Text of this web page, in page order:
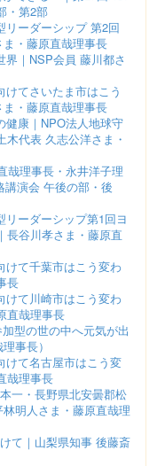
・第2部
リーダーシップ 第2回
・藤原直哉理事長
｜NSP会員 藤川都さ
てさいたま市はこう
・藤原直哉理事長
健康｜NPO法人地球守
代表 久志公洋さま・
哉理事長・永井洋子理
演会 午後の部・後
ーダーシップ第1回ヨ
長谷川孝さま・藤原直
けて千葉市はこう変わ
長
けて川崎市はこう変わ
直哉理事長
型の世の中へ元気が出
事長）
けて名古屋市はこう変
哉理事長
一・長野県北安曇郡松
明人さま・藤原直哉理
て｜山梨県知事 後藤斎